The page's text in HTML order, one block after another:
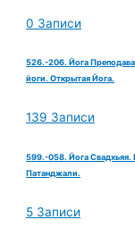
0 Записи
526.-206. Йога
йоги. Открытая Йога.
139 Записи
599.-058. Йога Свадхьяя.
Патанджали.
5 Записи